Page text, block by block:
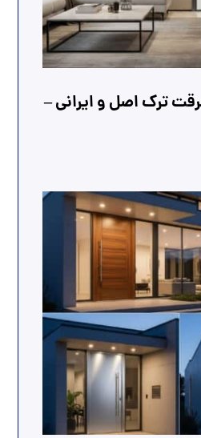
ترک اصل و ایرانی –